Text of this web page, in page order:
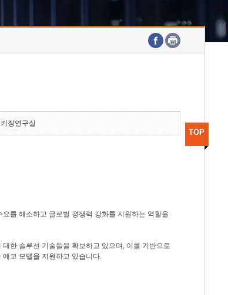
연구본부
부
징연구실
를 해소하고 글로벌 경쟁력 강화를 지원하는 역할을
한 솔루션 기술들을 확보하고 있으며, 이를 기반으로
코 모델을 지원하고 있습니다.
TOP